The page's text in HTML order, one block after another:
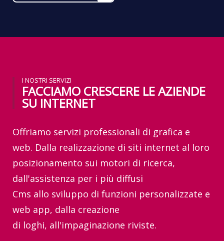
I NOSTRI SERVIZI
FACCIAMO CRESCERE LE AZIENDE
SU INTERNET
Offriamo servizi professionali di grafica e
web. Dalla realizzazione di siti internet al loro
posizionamento sui motori di ricerca,
dall'assistenza per i più diffusi
Cms allo sviluppo di funzioni personalizzate e
web app, dalla creazione
di loghi, all'impaginazione riviste.